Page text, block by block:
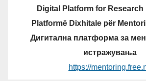
Digital Platform for Research
Platformë Dixhitale për
Дигитална платформа за
истражувања
https://